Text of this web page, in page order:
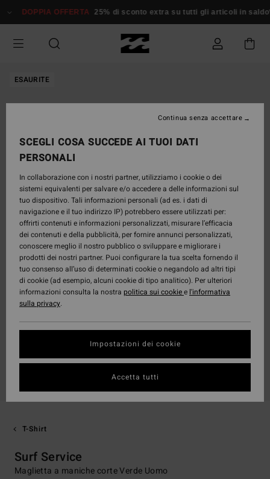
alle
prodotto
DOPPIA OFFERTA 25% di sconto extra su tutti gli articoli in saldo*
ESAURITE
T-Shirt
Surf Service
Maglietta a maniche corte Verde Uomo
SCEGLI COSA SUCCEDE AI TUOI DATI
PERSONALI
In collaborazione con i nostri partner, utilizziamo i cookie o dei
sistemi equivalenti per salvare e/o accedere a delle informazioni sul
tuo dispositivo. Tali informazioni personali (ad es. i dati di
navigazione e il tuo indirizzo IP) potrebbero essere utilizzati per:
offrirti contenuti e informazioni personalizzati, misurare l’efficacia
dei contenuti e della pubblicità, per fornire annunci personalizzati,
conoscere meglio il nostro pubblico o sviluppare e migliorare i
prodotti dei nostri partner. Puoi configurare la tua scelta fornendo il
tuo consenso all’uso di determinati cookie o negandolo ad altri tipi
di cookie (ad esempio, alcuni cookie di tipo analitico). Per ulteriori
informazioni consulta la nostra politica sui cookiee l'informativa
sulla privacy.
Impostazioni dei cookie
Continua senza accettare
Accetta tutti